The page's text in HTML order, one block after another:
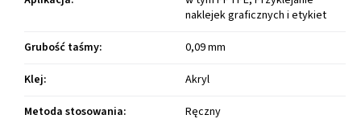
naklejek graficznych i etykiet
Grubość taśmy:
0,09 mm
Klej:
Akryl
Metoda stosowania:
Ręczny